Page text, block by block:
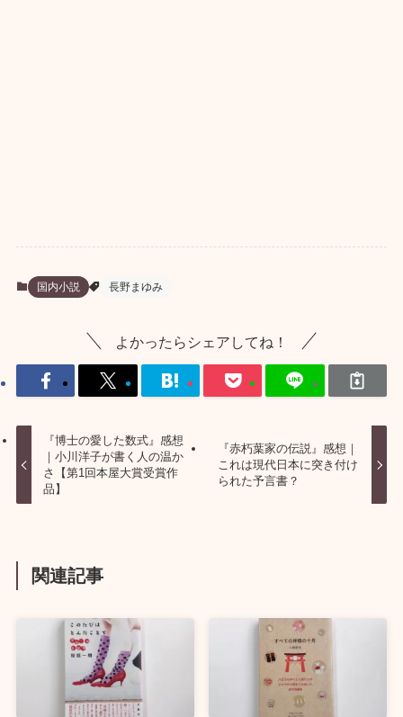
国内小説 長野まゆみ
よかったらシェアしてね！
『博士の愛した数式』感想
｜小川洋子が書く人の温か
さ【第1回本屋大賞受賞作
品】
『赤朽葉家の伝説』感想｜
これは現代日本に突き付け
られた予言書？
関連記事